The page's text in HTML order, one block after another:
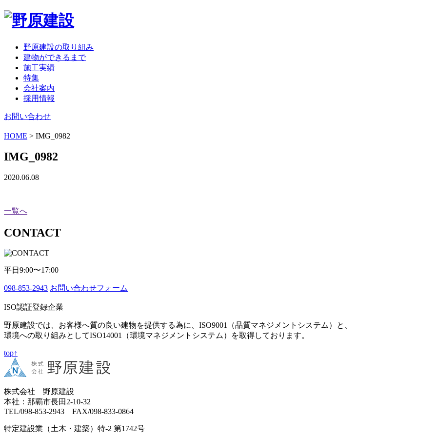
野原建設の取り組み
建物ができるまで
施工実績
特集
会社案内
採用情報
お問い合わせ
HOME > IMG_0982
IMG_0982
2020.06.08
一覧へ
CONTACT
平日9:00〜17:00
098-853-2943 お問い合わせフォーム
ISO認証登録企業
野原建設では、お客様へ質の良い建物を提供する為に、ISO9001（品質マネジメントシステム）と、
環境への取り組みとしてISO14001（環境マネジメントシステム）を取得しております。
top↑
株式会社 野原建設
本社：那覇市長田2-10-32
TEL/098-853-2943 FAX/098-833-0864
特定建設業（土木・建築）特-2 第1742号